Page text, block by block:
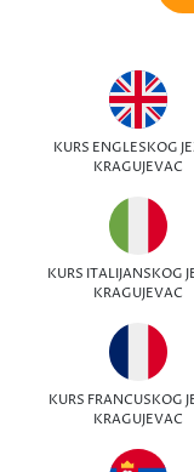
KURS ENGLESKOG
KRAGUJEVAC
KURS ITALIJANSKOG
KRAGUJEVAC
KURS FRANCUSKOG
KRAGUJEVAC